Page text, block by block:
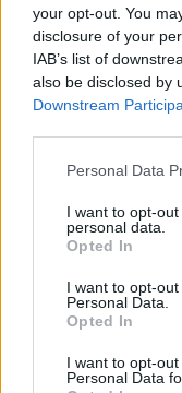
your opt-out. You
disclosure of your
IAB’s list of
also be disclosed by
Downstream
Please note that
not limited to your
grant or deny
use your data for
consent section.
Personal Data
I want to opt-
personal data.
Opted In
I want to opt-
Personal Data.
Opted In
I want to opt-
Personal Data
Migliori
in
pe…